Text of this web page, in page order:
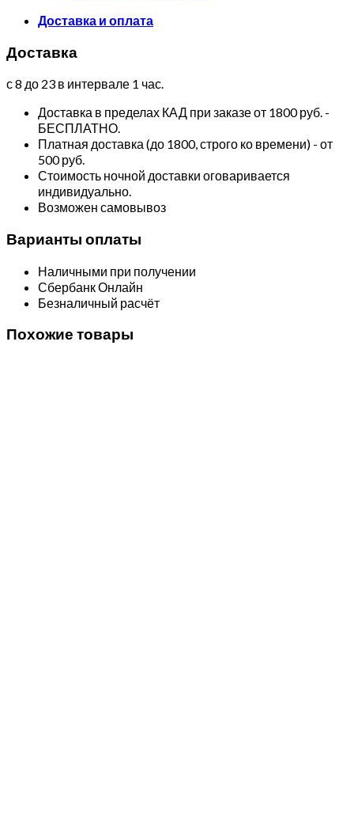
Доставка и оплата
Доставка
с 8 до 23 в интервале 1 час.
Доставка в пределах КАД при заказе от 1800 руб. -
БЕСПЛАТНО.
Платная доставка (до 1800, строго ко времени) - от
500 руб.
Стоимость ночной доставки оговаривается
индивидуально.
Возможен самовывоз
Варианты оплаты
Наличными при получении
Сбербанк Онлайн
Безналичный расчёт
Похожие товары